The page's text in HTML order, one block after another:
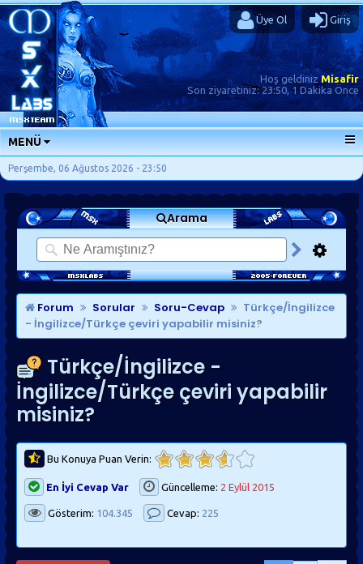
Üye Ol Giriş
Hoş geldinizMisafir
Son ziyaretiniz:23:50, 1 Dakika Önce
MENÜ
ANA SAYFA
FORUMLAR
SORU-CEVAP
GÜNLÜKLER
SON MESAJLAR
KISAYOLLAR
Perşembe, 06 Ağustos 2026 - 23:50
Arama
Forum Sorular Soru-Cevap
Türkçe/İngilizce
- İngilizce/Türkçe çeviri yapabilir misiniz?
Türkçe/İngilizce -
İngilizce/Türkçe çeviri yapabilir
misiniz?
Bu Konuya Puan Verin:
En İyi Cevap Var Güncelleme: 2 Eylül 2015
Gösterim: 104.345 Cevap: 225